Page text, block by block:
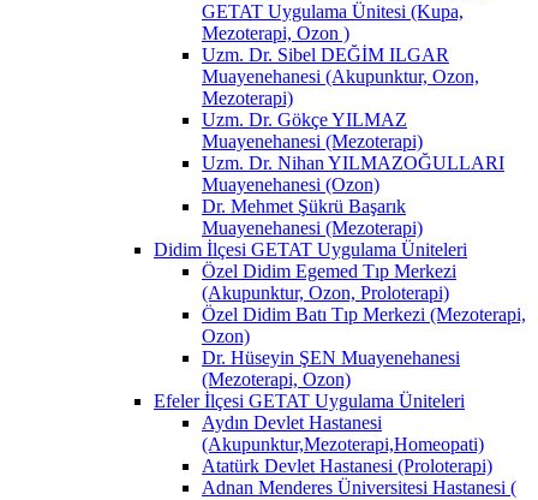
GETAT Uygulama Ünitesi (Kupa,
Mezoterapi, Ozon )
Uzm. Dr. Sibel DEĞİM ILGAR
Muayenehanesi (Akupunktur, Ozon,
Mezoterapi)
Uzm. Dr. Gökçe YILMAZ
Muayenehanesi (Mezoterapi)
Uzm. Dr. Nihan YILMAZOĞULLARI
Muayenehanesi (Ozon)
Dr. Mehmet Şükrü Başarık
Muayenehanesi (Mezoterapi)
Didim İlçesi GETAT Uygulama Üniteleri
Özel Didim Egemed Tıp Merkezi
(Akupunktur, Ozon, Proloterapi)
Özel Didim Batı Tıp Merkezi (Mezoterapi,
Ozon)
Dr. Hüseyin ŞEN Muayenehanesi
(Mezoterapi, Ozon)
Efeler İlçesi GETAT Uygulama Üniteleri
Aydın Devlet Hastanesi
(Akupunktur,Mezoterapi,Homeopati)
Atatürk Devlet Hastanesi (Proloterapi)
Adnan Menderes Üniversitesi Hastanesi (